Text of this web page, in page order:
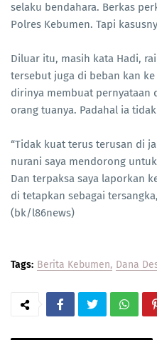
selaku bendahara. Berkas
Polres Kebumen. Tapi
Diluar itu, masih kata Hadi,
tersebut juga di beban kan
dirinya membuat pernyataan
orang tuanya. Padahal ia
“Tidak kuat terus terusan di
nurani saya mendorong
Dan terpaksa saya laporkan
di tetapkan sebagai
(bk/l86news)
Tags: Berita Kebumen Dana